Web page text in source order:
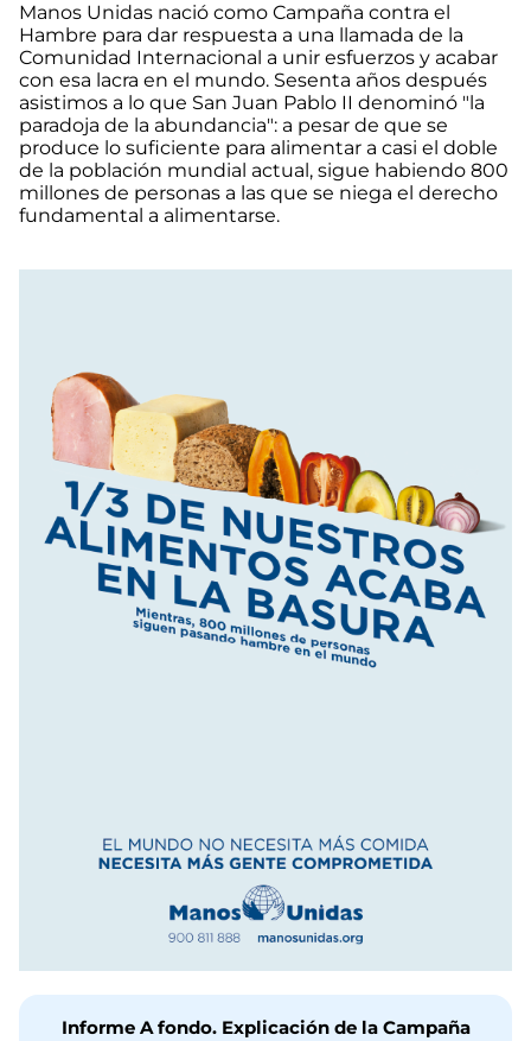
Manos Unidas nació como Campaña contra el
Hambre para dar respuesta a una llamada de la
Comunidad Internacional a unir esfuerzos y acabar
con esa lacra en el mundo. Sesenta años después
asistimos a lo que San Juan Pablo II denominó "la
paradoja de la abundancia": a pesar de que se
produce lo suficiente para alimentar a casi el doble
de la población mundial actual, sigue habiendo 800
millones de personas a las que se niega el derecho
fundamental a alimentarse.
Informe A fondo. Explicación de la Campaña